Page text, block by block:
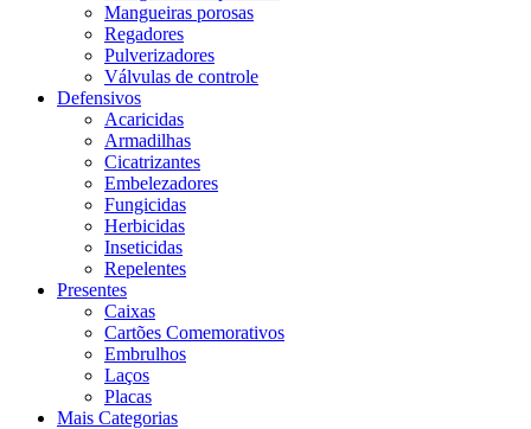
Mangueiras porosas
Regadores
Pulverizadores
Válvulas de controle
Defensivos
Acaricidas
Armadilhas
Cicatrizantes
Embelezadores
Fungicidas
Herbicidas
Inseticidas
Repelentes
Presentes
Caixas
Cartões Comemorativos
Embrulhos
Laços
Placas
Mais Categorias